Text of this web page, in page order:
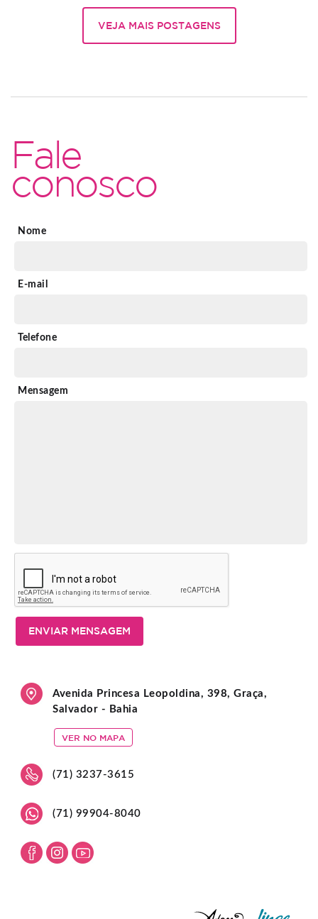
VEJA MAIS POSTAGENS
Fale
conosco
Nome
E-mail
Telefone
Mensagem
ENVIAR MENSAGEM
Avenida Princesa Leopoldina, 398, Graça,
Salvador - Bahia
VER NO MAPA
(71) 3237-3615
(71) 99904-8040